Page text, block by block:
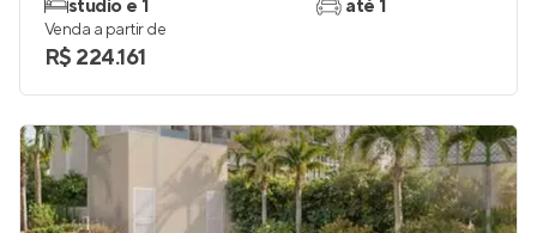
studio e 1
até 1
Venda a partir de
R$ 224.161